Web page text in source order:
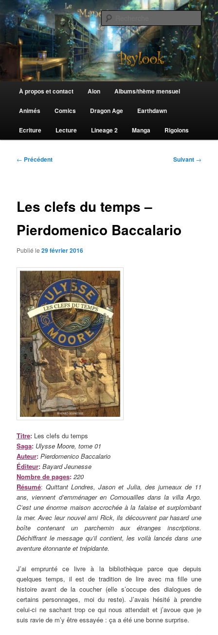
au
contenu
principalLe Manège de Psylook
principal
À propos et contact Aion Albums/thème mensuel
Animés Comics Dragon Age Earthdawn
Ecriture Lecture Lineage 2 Manga Rigolons
Navigation
← Précédent Suivant →
Les clefs du temps –
Pierdomenico Baccalario
Publié le29 février 2016
Titre: Les clefs du temps
Saga: Ulysse Moore, tome 01
Auteur:Pierdomenico Baccalario
Éditeur: Bayard Jeunesse
Nombre de pages:220
Résumé: Quittant Londres, Jason et Julia, des jumeaux de 11
ans, viennent d’emménager en Cornouailles dans la villa Argo.
C’est une énorme maison accrochée à la falaise et surplombant
la mer. Avec leur nouvel ami Rick, ils découvrent par hasard une
boîte contenant un parchemin aux étranges inscriptions.
Déchiffrant le message qu’il contient, les voilà lancés dans une
aventure étonnante et trépidante.
J’ai emprunté ce livre à la bibliothèque parce que depuis
quelques temps, il est de tradition de lire avec ma fille une
histoire avant de la coucher (elle s’occupe des dialogues de
certains personnages, moi du reste). J’avais hésité à prendre
celui-ci ne sachant trop ce qui nous attendait et j’avoue que je
suis ravie de m’y être essayée : ça a été une bonne surprise.